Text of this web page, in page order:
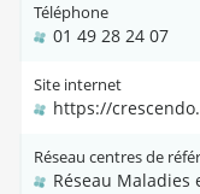
Téléphone
01 49 28 24 07
Site internet
https://
Réseau centres de
Réseau